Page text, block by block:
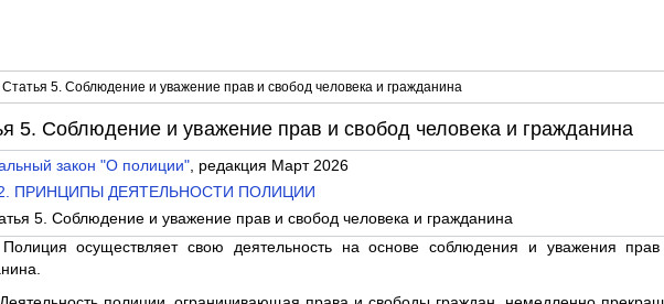
Статья 5. Соблюдение и уважение прав и свобод человека и гражданина
5. Соблюдение и уважение прав и свобод человека и гражданина
закон "О полиции", редакция Март 2026
2. ПРИНЦИПЫ ДЕЯТЕЛЬНОСТИ ПОЛИЦИИ
5. Соблюдение и уважение прав и свобод человека и гражданина
осуществляет свою деятельность на основе соблюдения и уважения